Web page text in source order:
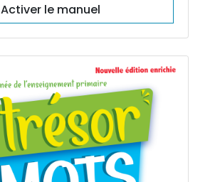
Activer le manuel